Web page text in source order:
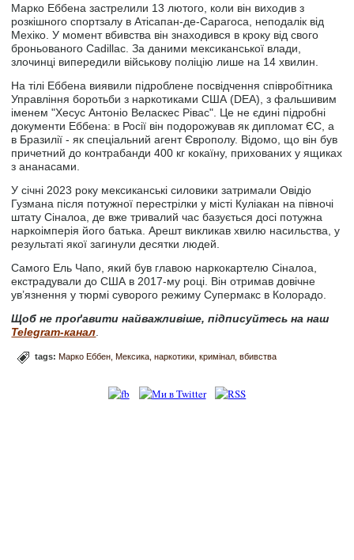
Марко Еббена застрелили 13 лютого, коли він виходив з
розкішного спортзалу в Атісапан-де-Сарагоса, неподалік від
Мехіко. У момент вбивства він знаходився в кроку від свого
броньованого Cadillac. За даними мексиканської влади,
злочинці випередили військову поліцію лише на 14 хвилин.
На тілі Еббена виявили підроблене посвідчення співробітника
Управління боротьби з наркотиками США (DEA), з фальшивим
іменем "Хесус Антоніо Веласкес Рівас". Це не єдині підробні
документи Еббена: в Росії він подорожував як дипломат ЄС, а
в Бразилії - як спеціальний агент Європолу. Відомо, що він був
причетний до контрабанди 400 кг кокаїну, прихованих у ящиках
з ананасами.
У січні 2023 року мексиканські силовики затримали Овідіо
Гузмана після потужної перестрілки у місті Куліакан на півночі
штату Сіналоа, де вже тривалий час базується досі потужна
наркоімперія його батька. Арешт викликав хвилю насильства, у
результаті якої загинули десятки людей.
Самого Ель Чапо, який був главою наркокартелю Сіналоа,
екстрадували до США в 2017-му році. Він отримав довічне
ув’язнення у тюрмі суворого режиму Супермакс в Колорадо.
Щоб не проґавити найважливіше, підписуйтесь на наш
Telegram-канал
tags:Марко Еббен Мексика наркотики кримінал вбивства